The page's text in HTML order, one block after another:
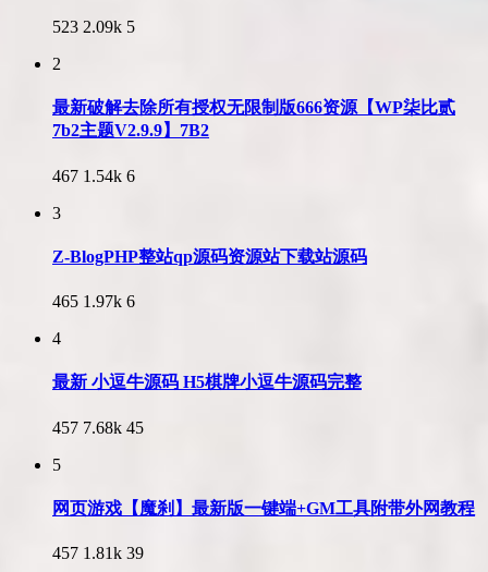
523 2.09k 5
2
最新破解去除所有授权无限制版666资源【WP柒比贰
7b2主题V2.9.9】7B2
467 1.54k 6
3
Z-BlogPHP整站qp源码资源站下载站源码
465 1.97k 6
4
最新 小逗牛源码 H5棋牌小逗牛源码完整
457 7.68k 45
5
网页游戏【魔刹】最新版一键端+GM工具附带外网教程
457 1.81k 39